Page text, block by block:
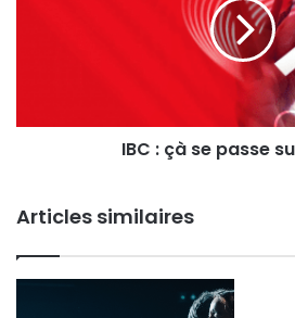
IBC : çà se passe
Articles similaires